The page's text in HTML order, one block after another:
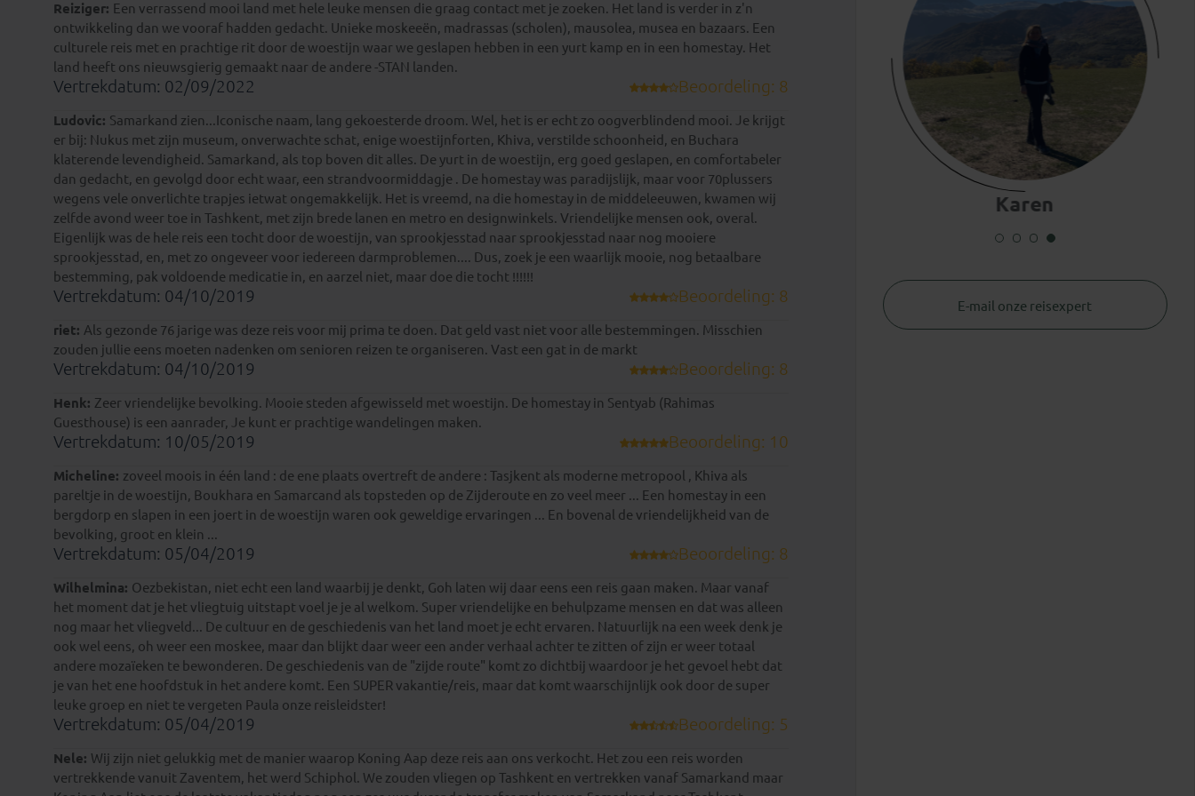
Reiziger: Een verrassend mooi land met hele leuke mensen die graag contact met je zoeken. Het land is verder in z'n
ontwikkeling dan we vooraf hadden gedacht. Unieke moskeeën, madrassas (scholen), mausolea, musea en bazaars. Een
culturele reis met en prachtige rit door de woestijn waar we geslapen hebben in een yurt kamp en in een homestay. Het
land heeft ons nieuwsgierig gemaakt naar de andere -STAN landen.
Vertrekdatum: 02/09/2022 Beoordeling: 8
Ludovic: Samarkand zien...Iconische naam, lang gekoesterde droom. Wel, het is er echt zo oogverblindend mooi. Je krijgt
er bij: Nukus met zijn museum, onverwachte schat, enige woestijnforten, Khiva, verstilde schoonheid, en Buchara
klaterende levendigheid. Samarkand, als top boven dit alles. De yurt in de woestijn, erg goed geslapen, en comfortabeler
dan gedacht, en gevolgd door echt waar, een strandvoormiddagje . De homestay was paradijslijk, maar voor 70plussers
wegens vele onverlichte trapjes ietwat ongemakkelijk. Het is vreemd, na die homestay in de middeleeuwen, kwamen wij
zelfde avond weer toe in Tashkent, met zijn brede lanen en metro en designwinkels. Vriendelijke mensen ook, overal.
Eigenlijk was de hele reis een tocht door de woestijn, van sprookjesstad naar sprookjesstad naar nog mooiere
sprookjesstad, en, met zo ongeveer voor iedereen darmproblemen.... Dus, zoek je een waarlijk mooie, nog betaalbare
bestemming, pak voldoende medicatie in, en aarzel niet, maar doe die tocht !!!!!!
Vertrekdatum: 04/10/2019 Beoordeling: 8
riet: Als gezonde 76 jarige was deze reis voor mij prima te doen. Dat geld vast niet voor alle bestemmingen. Misschien
zouden jullie eens moeten nadenken om senioren reizen te organiseren. Vast een gat in de markt
Vertrekdatum: 04/10/2019 Beoordeling: 8
Henk: Zeer vriendelijke bevolking. Mooie steden afgewisseld met woestijn. De homestay in Sentyab (Rahimas
Guesthouse) is een aanrader, Je kunt er prachtige wandelingen maken.
Vertrekdatum: 10/05/2019 Beoordeling: 10
Micheline: zoveel moois in één land : de ene plaats overtreft de andere : Tasjkent als moderne metropool , Khiva als
pareltje in de woestijn, Boukhara en Samarcand als topsteden op de Zijderoute en zo veel meer ... Een homestay in een
bergdorp en slapen in een joert in de woestijn waren ook geweldige ervaringen ... En bovenal de vriendelijkheid van de
bevolking, groot en klein ...
Vertrekdatum: 05/04/2019 Beoordeling: 8
Wilhelmina: Oezbekistan, niet echt een land waarbij je denkt, Goh laten wij daar eens een reis gaan maken. Maar vanaf
het moment dat je het vliegtuig uitstapt voel je je al welkom. Super vriendelijke en behulpzame mensen en dat was alleen
nog maar het vliegveld... De cultuur en de geschiedenis van het land moet je echt ervaren. Natuurlijk na een week denk je
ook wel eens, oh weer een moskee, maar dan blijkt daar weer een ander verhaal achter te zitten of zijn er weer totaal
andere mozaïeken te bewonderen. De geschiedenis van de "zijde route" komt zo dichtbij waardoor je het gevoel hebt dat
je van het ene hoofdstuk in het andere komt. Een SUPER vakantie/reis, maar dat komt waarschijnlijk ook door de super
leuke groep en niet te vergeten Paula onze reisleidster!
Vertrekdatum: 05/04/2019 Beoordeling: 5
Nele: Wij zijn niet gelukkig met de manier waarop Koning Aap deze reis aan ons verkocht. Het zou een reis worden
vertrekkende vanuit Zaventem, het werd Schiphol. We zouden vliegen op Tashkent en vertrekken vanaf Samarkand maar
Marisa Anton Thierry Karen
E-mail onze reisexpert